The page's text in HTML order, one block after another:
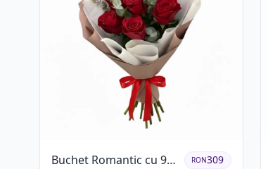
Buchet Romantic cu 9
RON309